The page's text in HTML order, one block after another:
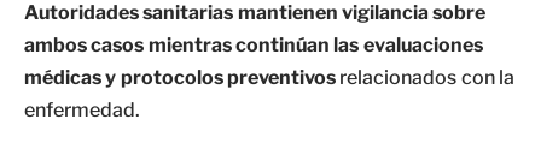
Autoridades sanitarias mantienen vigilancia sobre
ambos casos mientras continúan las evaluaciones
médicas y protocolos preventivosrelacionados con la
enfermedad.